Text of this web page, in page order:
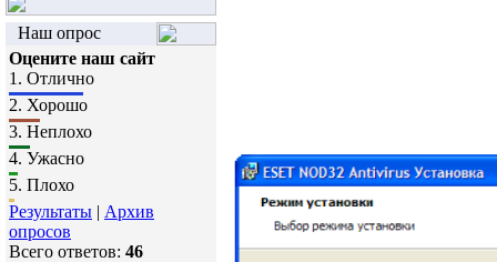
Наш опрос
Оцените наш сайт
1. Отлично
2. Хорошо
3. Неплохо
4. Ужасно
5. Плохо
Результаты | Архив
опросов
Всего ответов: 46